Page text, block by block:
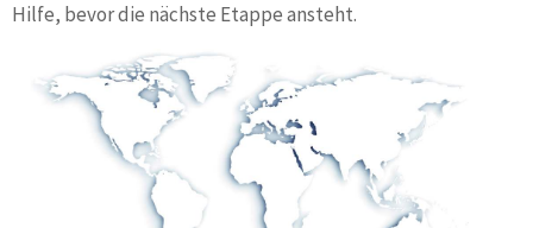
Hilfe, bevor die nächste Etappe ansteht.